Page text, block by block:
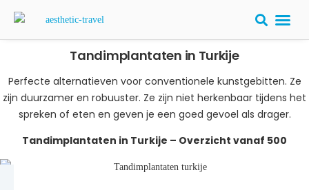
Tandimplantaten in Turkije
Perfecte alternatieven voor conventionele kunstgebitten. Ze
zijn duurzamer en robuuster. Ze zijn niet herkenbaar tijdens het
spreken of eten en geven je een goed gevoel als drager.
Tandimplantaten in Turkije – Overzicht​ vanaf 500